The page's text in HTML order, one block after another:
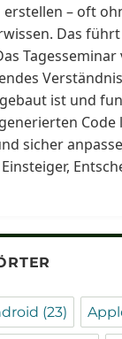
erstellen – oft
Das
ist und
Code
sicher
(23)